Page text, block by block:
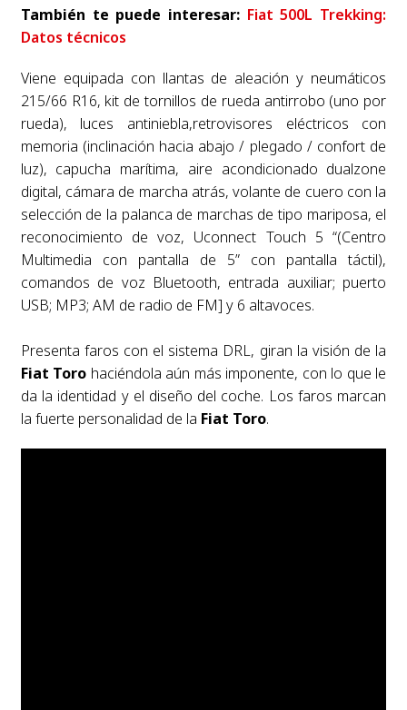
También te puede interesar: Fiat 500L Trekking:
Datos técnicos
Viene equipada con llantas de aleación y neumáticos
215/66 R16, kit de tornillos de rueda antirrobo (uno por
rueda), luces antiniebla,retrovisores eléctricos con
memoria (inclinación hacia abajo / plegado / confort de
luz), capucha marítima, aire acondicionado dualzone
digital, cámara de marcha atrás, volante de cuero con la
selección de la palanca de marchas de tipo mariposa, el
reconocimiento de voz, Uconnect Touch 5 “(Centro
Multimedia con pantalla de 5” con pantalla táctil),
comandos de voz Bluetooth, entrada auxiliar; puerto
USB; MP3; AM de radio de FM] y 6 altavoces.
Presenta faros con el sistema DRL, giran la visión de la
Fiat Toro haciéndola aún más imponente, con lo que le
da la identidad y el diseño del coche. Los faros marcan
la fuerte personalidad de la Fiat Toro.